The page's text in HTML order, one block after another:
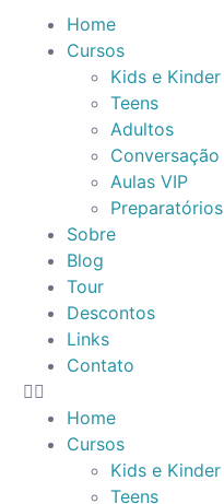
Home
Cursos
Kids e Kinder
Teens
Adultos
Conversação
Aulas VIP
Preparatórios
Sobre
Blog
Tour
Descontos
Links
Contato
Home
Cursos
Kids e Kinder
Teens